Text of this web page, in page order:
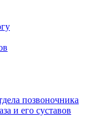
позвоночника
и его суставов